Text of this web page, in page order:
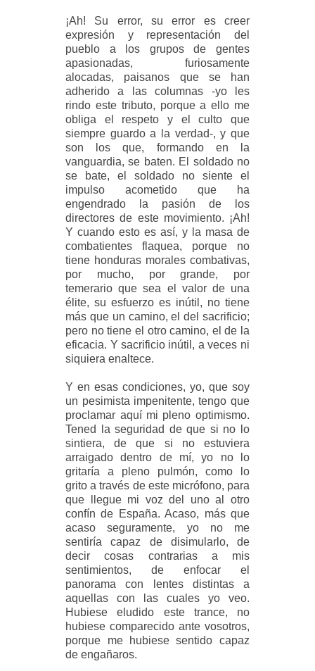
¡Ah! Su error, su error es creer
expresión y representación del
pueblo a los grupos de gentes
apasionadas, furiosamente
alocadas, paisanos que se han
adherido a las columnas -yo les
rindo este tributo, porque a ello me
obliga el respeto y el culto que
siempre guardo a la verdad-, y que
son los que, formando en la
vanguardia, se baten. El soldado no
se bate, el soldado no siente el
impulso acometido que ha
engendrado la pasión de los
directores de este movimiento. ¡Ah!
Y cuando esto es así, y la masa de
combatientes flaquea, porque no
tiene honduras morales combativas,
por mucho, por grande, por
temerario que sea el valor de una
élite, su esfuerzo es inútil, no tiene
más que un camino, el del sacrificio;
pero no tiene el otro camino, el de la
eficacia. Y sacrificio inútil, a veces ni
siquiera enaltece.
Y en esas condiciones, yo, que soy
un pesimista impenitente, tengo que
proclamar aquí mi pleno optimismo.
Tened la seguridad de que si no lo
sintiera, de que si no estuviera
arraigado dentro de mí, yo no lo
gritaría a pleno pulmón, como lo
grito a través de este micrófono, para
que llegue mi voz del uno al otro
confín de España. Acaso, más que
acaso seguramente, yo no me
sentiría capaz de disimularlo, de
decir cosas contrarias a mis
sentimientos, de enfocar el
panorama con lentes distintas a
aquellas con las cuales yo veo.
Hubiese eludido este trance, no
hubiese comparecido ante vosotros,
porque me hubiese sentido capaz
de engañaros.